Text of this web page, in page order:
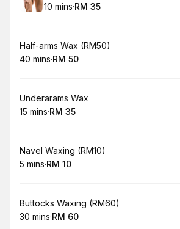
.Duration :
10 mins·
.Price
RM 35
Book
Half-arms Wax (RM50)
.Duration:
40 mins·
.Price
RM 50
Book
Underarams Wax
.Duration :
15 mins·
.Price
RM 35
Book
Navel Waxing (RM10)
. Duration:
5 mins·
.Price
RM 10
Book
Buttocks Waxing (RM60)
.Duration
30 mins·
.Price
RM 60